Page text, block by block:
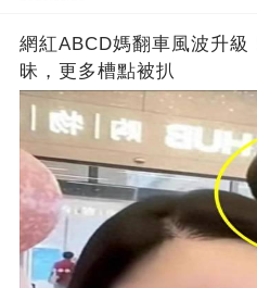
網紅ABCD媽翻車風波升
昧，更多槽點被扒